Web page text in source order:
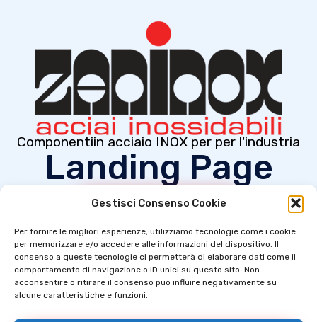
Gestisci Consenso Cookie
Per fornire le migliori esperienze, utilizziamo tecnologie come i cookie
per memorizzare e/o accedere alle informazioni del dispositivo. Il
consenso a queste tecnologie ci permetterà di elaborare dati come il
comportamento di navigazione o ID unici su questo sito. Non
acconsentire o ritirare il consenso può influire negativamente su
alcune caratteristiche e funzioni.
Componentiin acciaio INOX per per l'industria
Landing Page
Cosa possiamo fare per voi